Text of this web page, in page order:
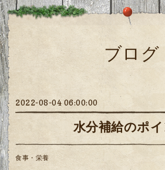
ブログ
2022-08-04 06:00:00
水分補給のポイ
食事・栄養